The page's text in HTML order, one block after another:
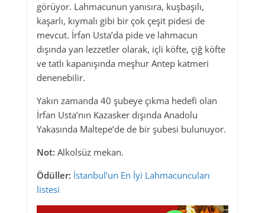
görüyor. Lahmacunun yanısıra, kuşbaşılı,
kaşarlı, kıymalı gibi bir çok çeşit pidesi de
mevcut. İrfan Usta’da pide ve lahmacun
dışında yan lezzetler olarak, içli köfte, çiğ köfte
ve tatlı kapanışında meşhur Antep katmeri
denenebilir.
Yakın zamanda 40 şubeye çıkma hedefi olan
İrfan Usta’nın Kazasker dışında Anadolu
Yakasında Maltepe’de de bir şubesi bulunuyor.
Not: Alkolsüz mekan.
Ödüller: İstanbul’un En İyi Lahmacuncuları
listesi